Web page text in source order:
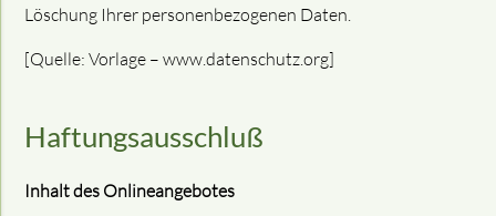
Löschung Ihrer personenbezogenen Daten.
[Quelle: Vorlage – www.datenschutz.org]
Haftungsausschluß
Inhalt des Onlineangebotes